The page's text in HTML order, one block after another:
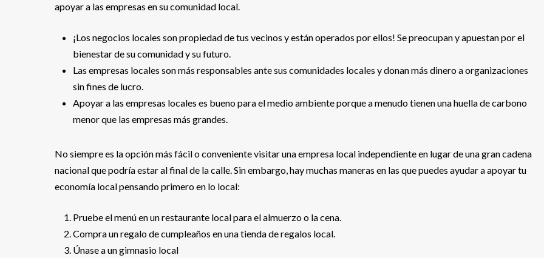
apoyar a las empresas en su comunidad local.
¡Los negocios locales son propiedad de tus vecinos y están operados por ellos! Se preocupan y apuestan por el
bienestar de su comunidad y su futuro.
Las empresas locales son más responsables ante sus comunidades locales y donan más dinero a organizaciones
sin fines de lucro.
Apoyar a las empresas locales es bueno para el medio ambiente porque a menudo tienen una huella de carbono
menor que las empresas más grandes.
No siempre es la opción más fácil o conveniente visitar una empresa local independiente en lugar de una gran cadena
nacional que podría estar al final de la calle. Sin embargo, hay muchas maneras en las que puedes ayudar a apoyar tu
economía local pensando primero en lo local:
Pruebe el menú en un restaurante local para el almuerzo o la cena.
Compra un regalo de cumpleaños en una tienda de regalos local.
Únase a un gimnasio local